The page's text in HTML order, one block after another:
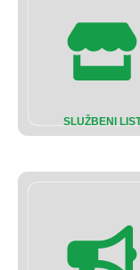
SLUŽBENI